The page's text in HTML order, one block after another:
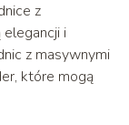
z
i
z masywnymi
które mogą